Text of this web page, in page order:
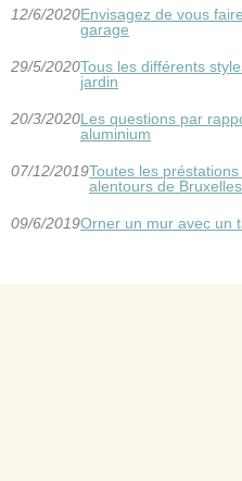
12/6/2020Envisagez de vous
garage
29/5/2020Tous les différents
jardin
20/3/2020Les questions par
aluminium
07/12/2019Toutes les
alentours de Bruxelles
09/6/2019Orner un mur avec un